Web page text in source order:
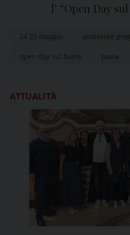
l’ “Open Day
24 25 maggio assessore
open day sul fiume pavia
ATTUALITÀ